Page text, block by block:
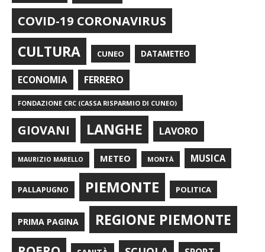
COVID-19 CORONAVIRUS
CULTURA CUNEO DATAMETEO
ECONOMIA FERRERO
FONDAZIONE CRC (CASSA RISPARMIO DI CUNEO)
GIOVANI LANGHE LAVORO
MAURIZIO MARELLO METEO MONTÀ MUSICA
PALLAPUGNO PIEMONTE POLITICA
PRIMA PAGINA REGIONE PIEMONTE